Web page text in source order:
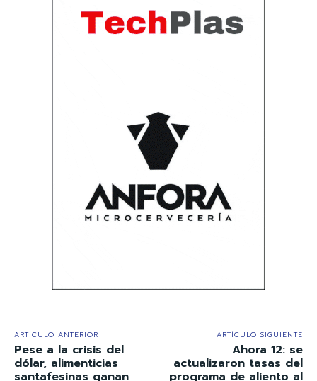
ARTÍCULO ANTERIOR
Pese a la crisis del
dólar, alimenticias
santafesinas ganan
ARTÍCULO SIGUIENTE
Ahora 12: se
actualizaron tasas del
programa de aliento al